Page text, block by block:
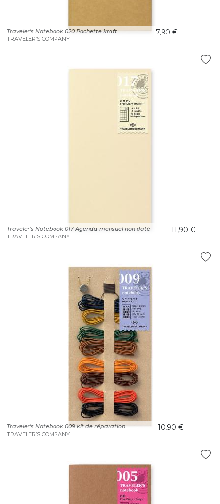
Traveler's Notebook 020 Pochette kraft
TRAVELER’S COMPANY
7,90 €
Traveler's Notebook 017 Agenda mensuel non daté
TRAVELER’S COMPANY
11,90 €
Traveler's Notebook 009 kit de réparation
TRAVELER’S COMPANY
10,90 €